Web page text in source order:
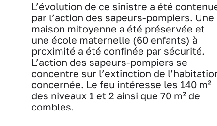
L’évolution de ce sinistre a été
par l’action des sapeurs-pompiers. Une
maison mitoyenne a été préservée et
une école maternelle (60 enfants) à
proximité a été confinée par sécurité.
L’action des sapeurs-pompiers se
concentre sur l’extinction de
concernée. Le feu intéresse les 140 m²
des niveaux 1 et 2 ainsi que 70 m² de
combles.